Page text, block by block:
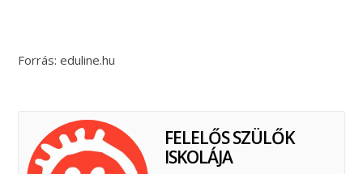
Forrás: eduline.hu
FELELŐS SZÜLŐK
ISKOLÁJA